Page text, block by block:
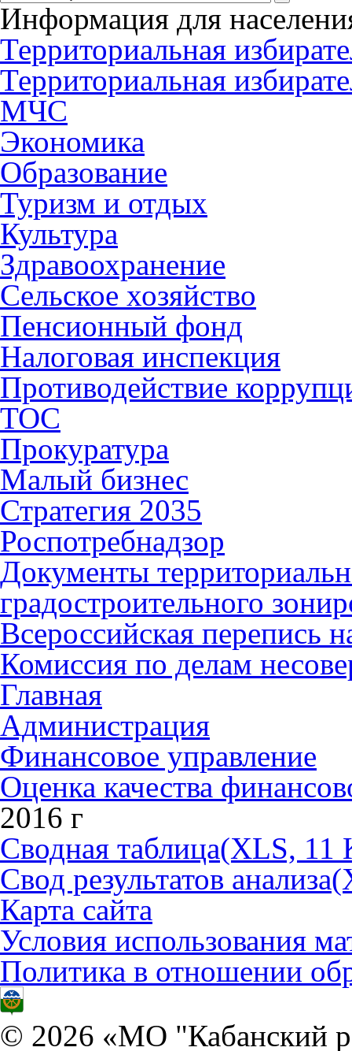
Информация для
Территориальная
Территориальная
МЧС
Экономика
Образование
Туризм и отдых
Культура
Здравоохранение
Сельское хозяйство
Пенсионный фонд
Налоговая инспекция
Противодействие
ТОС
Прокуратура
Малый бизнес
Стратегия 2035
Роспотребнадзор
Документы
градостроительного
Всероссийская перепись
Комиссия по делам
Главная
Администрация
Финансовое управление
Оценка качества
2016 г
Сводная таблица(XLS, 11
Свод результатов анализа
Карта сайта
Условия использования
Политика в отношении
© 2026 «МО "Кабанский